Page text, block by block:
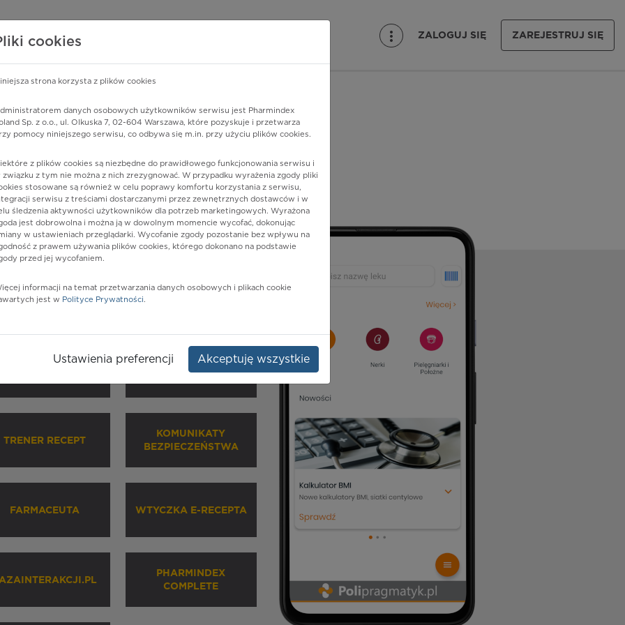
o lekach
PHARMINDEX ZALOGUJ SIĘ ZAREJESTRUJ SIĘ
krtani, nieokreślona
ochrony zdrowia
INHALATORY
TRENER RECEPT
KOMUNIKATY
BEZPIECZEŃSTWA
FARMACEUTA WTYCZKA E-RECEPTA
PHARMINDEX
COMPLETE
cookies
strona korzysta z plików cookies
danych osobowych użytkowników serwisu jest Pharmindex
Sp. z o.o., ul. Olkuska 7, 02-604 Warszawa, które pozyskuje i przetwarza
pomocy niniejszego serwisu, co odbywa się m.in. przy użyciu plików cookies.
z plików cookies są niezbędne do prawidłowego funkcjonowania serwisu i
związku z tym nie można z nich zrezygnować. W przypadku wyrażenia zgody pliki
stosowane są również w celu poprawy komfortu korzystania z serwisu,
serwisu z treściami dostarczanymi przez zewnętrznych dostawców i w
śledzenia aktywności użytkowników dla potrzeb marketingowych. Wyrażona
jest dobrowolna i można ją w dowolnym momencie wycofać, dokonując
w ustawieniach przeglądarki. Wycofanie zgody pozostanie bez wpływu na
z prawem używania plików cookies, którego dokonano na podstawie
przed jej wycofaniem.
informacji na temat przetwarzania danych osobowych i plikach cookie
jest w Polityce Prywatności.
Ustawienia preferencji Akceptuję wszystkie